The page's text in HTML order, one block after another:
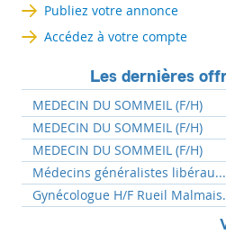
Publiez votre annonce
Accédez à votre compte
Les dernières
MEDECIN DU SOMMEIL (F/H)
MEDECIN DU SOMMEIL (F/H)
MEDECIN DU SOMMEIL (F/H)
Médecins généralistes libérau...
Gynécologue H/F Rueil